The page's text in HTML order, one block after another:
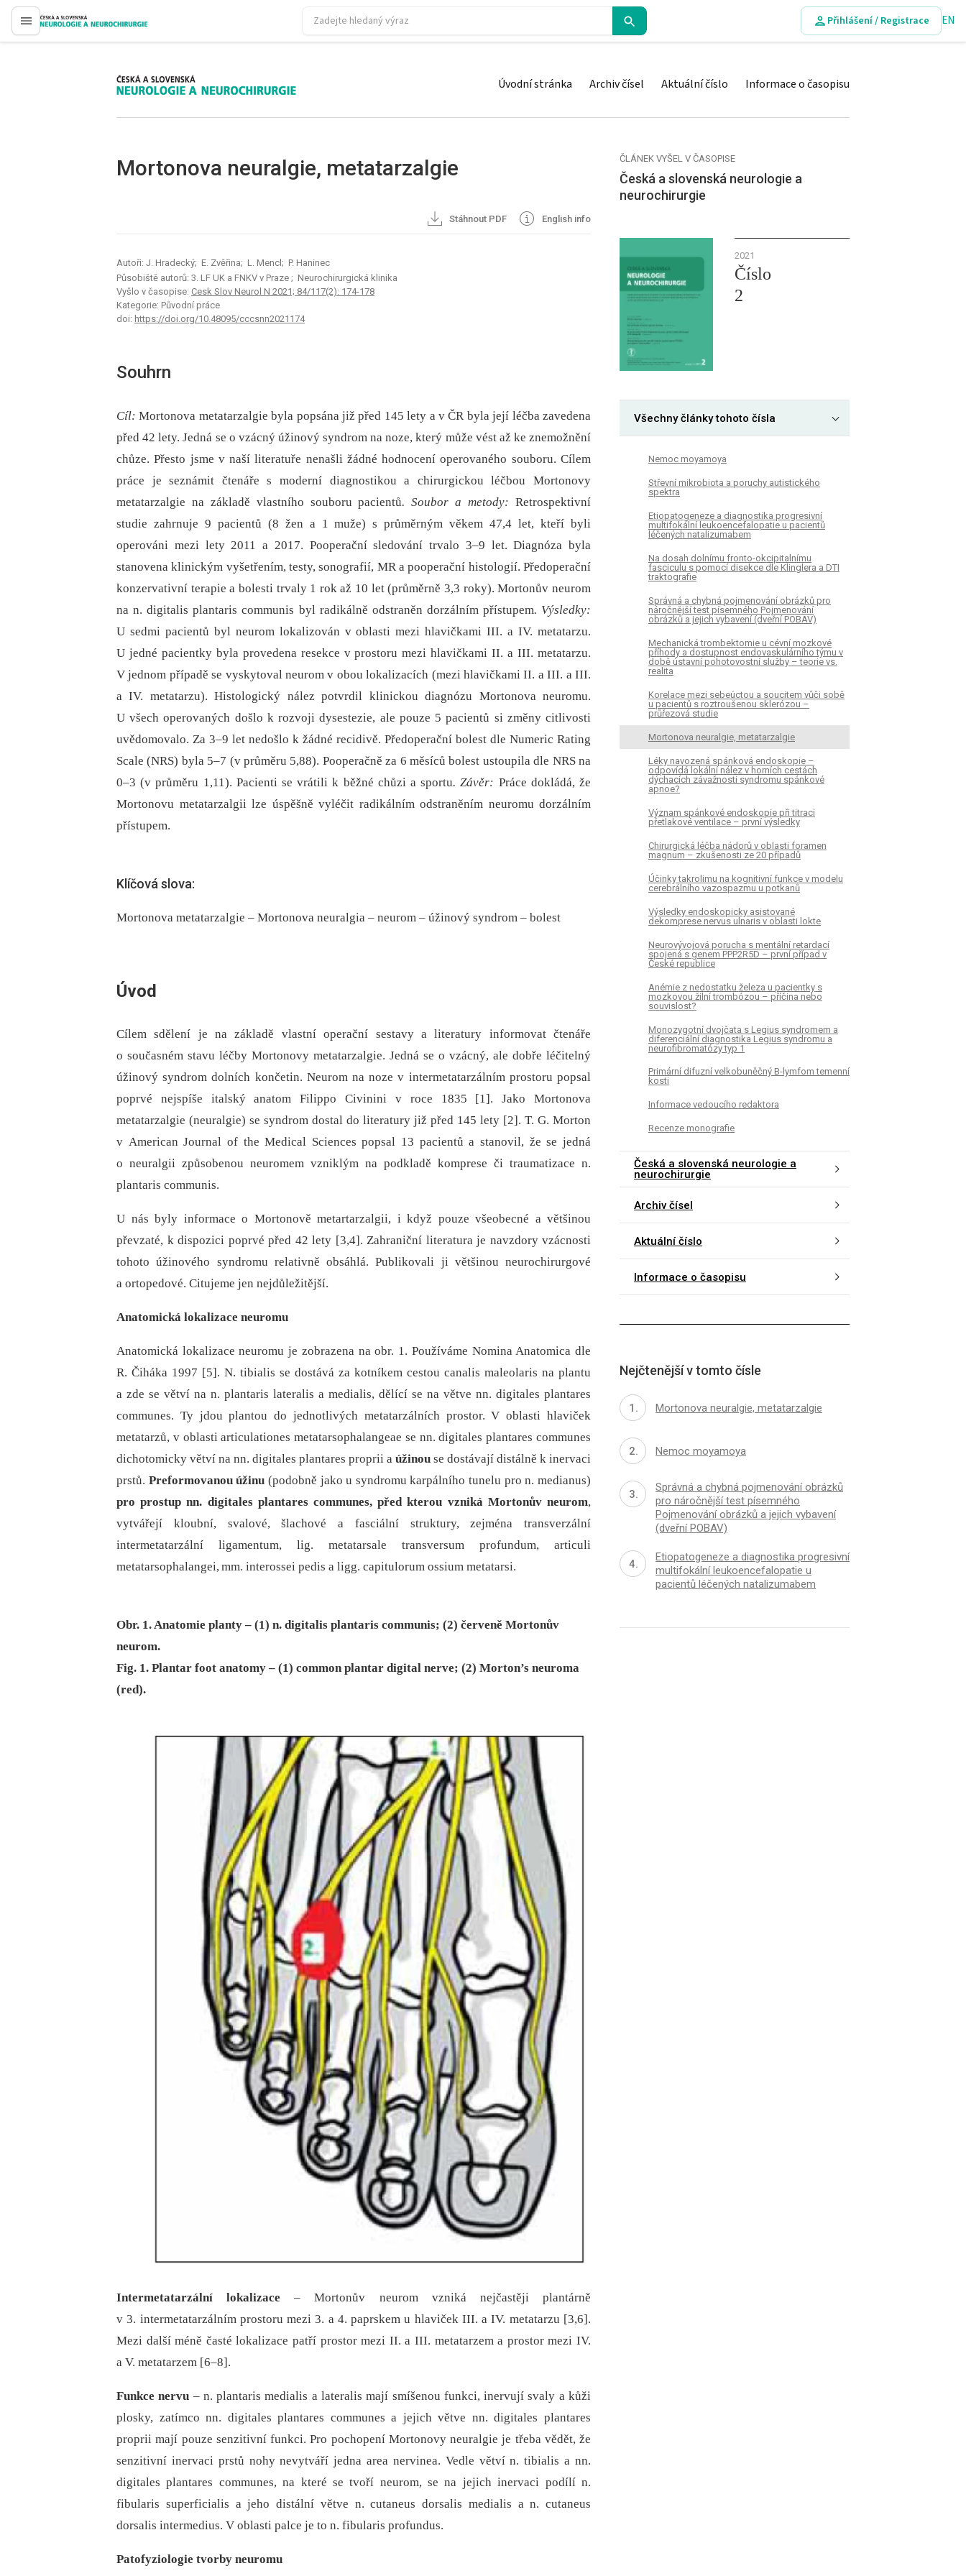
proLékaře.cz
Přihlášení / Registrace EN
proLékaře.cz Úvodní stránka Archiv čísel Aktuální číslo Informace o časopisu
Mortonova neuralgie, metatarzalgie
Stáhnout PDF English info
Autoři: J. Hradecký; E. Zvěřina; L. Mencl; P. Haninec
Působiště autorů: 3. LF UK a FNKV v Praze ; Neurochirurgická klinika
Vyšlo v časopise: Cesk Slov Neurol N 2021; 84/117(2): 174-178
Kategorie: Původní práce
doi: https://doi.org/10.48095/cccsnn2021174
Souhrn
Cíl:Mortonova metatarzalgie byla popsána již před 145 lety a v ČR byla její léčba zavedena
před 42 lety. Jedná se o vzácný úžinový syndrom na noze, který může vést až ke znemožnění
chůze. Přesto jsme v naší literatuře nenašli žádné hodnocení operovaného souboru. Cílem
práce je seznámit čtenáře s moderní diagnostikou a chirurgickou léčbou Mortonovy
metatarzalgie na základě vlastního souboru pacientů. Soubor a metody:Retrospektivní
studie zahrnuje 9 pacientů (8 žen a 1 muže) s průměrným věkem 47,4 let, kteří byli
operováni mezi lety 2011 a 2017. Pooperační sledování trvalo 3–9 let. Diagnóza byla
stanovena klinickým vyšetřením, testy, sonografií, MR a pooperační histologií. Předoperační
konzervativní terapie a bolesti trvaly 1 rok až 10 let (průměrně 3,3 roky). Mortonův neurom
na n. digitalis plantaris communis byl radikálně odstraněn dorzálním přístupem. Výsledky:
U sedmi pacientů byl neurom lokalizován v oblasti mezi hlavičkami III. a IV. metatarzu.
U jedné pacientky byla provedena resekce v prostoru mezi hlavičkami II. a III. metatarzu.
V jednom případě se vyskytoval neurom v obou lokalizacích (mezi hlavičkami II. a III. a III.
a IV. metatarzu). Histologický nález potvrdil klinickou diagnózu Mortonova neuromu.
U všech operovaných došlo k rozvoji dysestezie, ale pouze 5 pacientů si změny citlivosti
uvědomovalo. Za 3–9 let nedošlo k žádné recidivě. Předoperační bolest dle Numeric Rating
Scale (NRS) byla 5–7 (v průměru 5,88). Pooperačně za 6 měsíců bolest ustoupila dle NRS na
0–3 (v průměru 1,11). Pacienti se vrátili k běžné chůzi a sportu. Závěr: Práce dokládá, že
Mortonovu metatarzalgii lze úspěšně vyléčit radikálním odstraněním neuromu dorzálním
přístupem.
Klíčová slova:
Mortonova metatarzalgie – Mortonova neuralgia – neurom – úžinový syndrom – bolest
Úvod
Cílem sdělení je na základě vlastní operační sestavy a literatury informovat čtenáře
o současném stavu léčby Mortonovy metatarzalgie. Jedná se o vzácný, ale dobře léčitelný
úžinový syndrom dolních končetin. Neurom na noze v intermetatarzálním prostoru popsal
poprvé nejspíše italský anatom Filippo Civinini v roce 1835 [1]. Jako Mortonova
metatarzalgie (neuralgie) se syndrom dostal do literatury již před 145 lety [2]. T. G. Morton
v American Journal of the Medical Sciences popsal 13 pacientů a stanovil, že se jedná
o neuralgii způsobenou neuromem vzniklým na podkladě komprese či traumatizace n.
plantaris communis.
U nás byly informace o Mortonově metartarzalgii, i když pouze všeobecné a většinou
převzaté, k dispozici poprvé před 42 lety [3,4]. Zahraniční literatura je navzdory vzácnosti
tohoto úžinového syndromu relativně obsáhlá. Publikovali ji většinou neurochirurgové
a ortopedové. Citujeme jen nejdůležitější.
Anatomická lokalizace neuromu
Anatomická lokalizace neuromu je zobrazena na obr. 1. Používáme Nomina Anatomica dle
R. Čiháka 1997 [5]. N. tibialis se dostává za kotníkem cestou canalis maleolaris na plantu
a zde se větví na n. plantaris lateralis a medialis, dělící se na větve nn. digitales plantares
communes. Ty jdou plantou do jednotlivých metatarzálních prostor. V oblasti hlaviček
metatarzů, v oblasti articulationes metatarsophalangeae se nn. digitales plantares communes
dichotomicky větví na nn. digitales plantares proprii a úžinou se dostávají distálně k inervaci
prstů. Preformovanou úžinu (podobně jako u syndromu karpálního tunelu pro n. medianus)
pro prostup nn. digitales plantares com­munes, před kterou vzniká Mortonův neurom,
vytvářejí kloubní, svalové, šlachové a fasciální struktury, zejména transverzální
intermetatarzální ligamentum, lig. metatarsale transversum profundum, articuli
metatarsophalangei, mm. interossei pedis a ligg. capitulorum ossium metatarsi.
Obr. 1. Anatomie planty – (1) n. digitalis plantaris communis; (2) červeně Mortonův
neurom.
Fig. 1. Plantar foot anatomy – (1) common plantar digital nerve; (2) Morton’s neuroma
(red).
Intermetatarzální lokalizace –⁠ Mortonův neurom vzniká nejčastěji plantárně
v 3. intermetatarzálním prostoru mezi 3. a 4. paprskem u hlaviček III. a IV. metatarzu [3,6].
Mezi další méně časté lokalizace patří prostor mezi II. a III. metatarzem a prostor mezi IV.
a V. metatarzem [6–8].
Funkce nervu –⁠ n. plantaris medialis a lateralis mají smíšenou funkci, inervují svaly a kůži
plosky, zatímco nn. digitales plantares communes a jejich větve nn. digitales plantares
proprii mají pouze senzitivní funkci. Pro pochopení Mortonovy neuralgie je třeba vědět, že
senzitivní inervaci prstů nohy nevytváří jedna area nervinea. Vedle větví n. tibialis a nn.
digitales plantares communes, na které se tvoří neurom, se na jejich inervaci podílí n.
fibularis superficialis a jeho distální větve n. cutaneus dorsalis medialis a n. cutaneus
dorsalis intermedius. V oblasti palce je to n. fibularis profundus.
Patofyziologie tvorby neuromu
ČLÁNEK VYŠEL V ČASOPISE
Česká a slovenská neurologie a
neurochirurgie
2021
Číslo
2
Všechny články tohoto čísla
Nemoc moyamoya
Střevní mikrobiota a poruchy autistického
spektra
Etiopatogeneze a diagnostika progresivní
multifokální leukoencefalopatie u pacientů
léčených natalizumabem
Na dosah dolnímu fronto-okcipitalnímu
fasciculu s pomocí disekce dle Klinglera a DTI
traktografie
Správná a chybná pojmenování obrázků pro
náročnější test písemného Pojmenování
obrázků a jejich vybavení (dveřní POBAV)
Mechanická trombektomie u cévní mozkové
příhody a dostupnost endovaskulárního týmu v
době ústavní pohotovostní služby – teorie vs.
realita
Korelace mezi sebeúctou a soucitem vůči sobě
u pacientů s roztroušenou sklerózou –
průřezová studie
Mortonova neuralgie, metatarzalgie
Léky navozená spánková endoskopie –
odpovídá lokální nález v horních cestách
dýchacích závažnosti syndromu spánkové
apnoe?
Význam spánkové endoskopie při titraci
přetlakové ventilace – první výsledky
Chirurgická léčba nádorů v oblasti foramen
magnum – zkušenosti ze 20 případů
Účinky takrolimu na kognitivní funkce v modelu
cerebrálního vazospazmu u potkanů
Výsledky endoskopicky asistované
dekomprese nervus ulnaris v oblasti lokte
Neurovývojová porucha s mentální retardací
spojená s genem PPP2R5D – první případ v
České republice
Anémie z nedostatku železa u pacientky s
mozkovou žilní trombózou – příčina nebo
souvislost?
Monozygotní dvojčata s Legius syndromem a
diferenciální diagnostika Legius syndromu a
neurofibromatózy typ 1
Primární difuzní velkobuněčný B-lymfom temenní
kosti
Informace vedoucího redaktora
Recenze monografie
Česká a slovenská neurologie a
neurochirurgie
Archiv čísel
Aktuální číslo
Informace o časopisu
Nejčtenější v tomto čísle
Mortonova neuralgie, metatarzalgie
Nemoc moyamoya
Správná a chybná pojmenování obrázků
pro náročnější test písemného
Pojmenování obrázků a jejich vybavení
(dveřní POBAV)
Etiopatogeneze a diagnostika progresivní
multifokální leukoencefalopatie u
pacientů léčených natalizumabem